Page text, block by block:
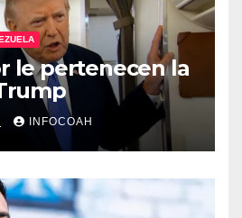
le pertenecen la
INFOCOAH